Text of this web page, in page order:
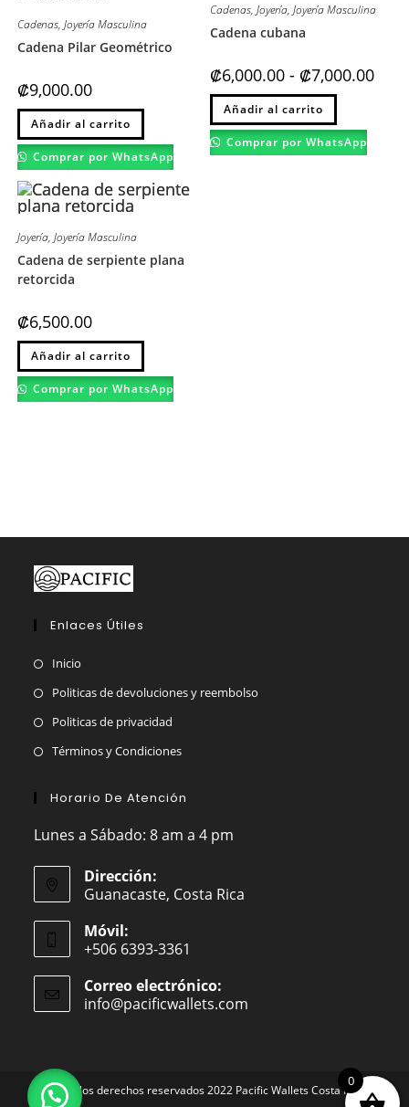
Cadenas, Joyería Masculina
Cadena Pilar Geométrico
₡9,000.00
Añadir al carrito
Este
tiene
múltiples
variantes.
opciones
se
la
página
Comprar por WhatsApp
Cadenas,Joyería,Joyería Masculina
Cadena cubana
₡6,000.00 - ₡7,000.00
Añadir al carrito
Este
tiene
múltiples
variantes.
Comprar por WhatsApp
Joyería, Joyería Masculina
Cadena de serpiente plana
retorcida
₡6,500.00
Añadir al carrito
Comprar por WhatsApp
Enlaces Útiles
Inicio
Politicas de devoluciones y reembolso
Politicas de privacidad
Términos y Condiciones
Horario De Atención
Lunes a Sábado: 8 am a 4 pm
Dirección:
Guanacaste, Costa Rica
Móvil:
+506 6393-3361
Correo electrónico:
info@pacificwallets.com
Todos los derechos reservados 2022 Pacific Wallets Costa Rica
0